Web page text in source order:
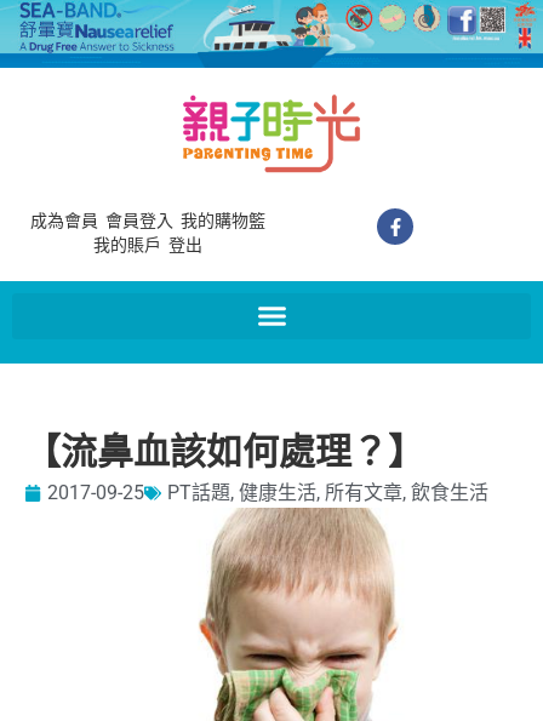
成為會員 會員登入 我的購物籃
我的賬戶 登出
【流鼻血該如何處理？】
2017-09-25 PT話題, 健康生活, 所有文章, 飲食生活